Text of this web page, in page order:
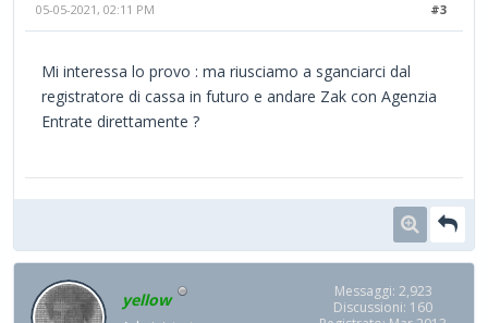
#3
05-05-2021, 02:11 PM
Mi interessa lo provo : ma riusciamo a sganciarci dal
registratore di cassa in futuro e andare Zak con Agenzia
Entrate direttamente ?
yellow
Messaggi: 2,923
Discussioni: 160